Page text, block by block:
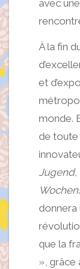
avec
À la fin
et
monde.
de toute
Jugend,
donnera
que la
», grâce